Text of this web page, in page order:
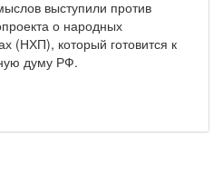
выступили против
о народных
(НХП), который готовится к
думу РФ.